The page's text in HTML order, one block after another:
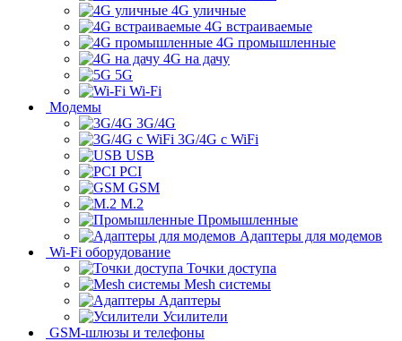
4G уличные
4G встраиваемые
4G промышленные
4G на дачу
5G
Wi-Fi
Модемы
3G/4G
3G/4G с WiFi
USB
PCI
GSM
M.2
Промышленные
Адаптеры для модемов
Wi-Fi оборудование
Точки доступа
Mesh системы
Адаптеры
Усилители
GSM-шлюзы и телефоны